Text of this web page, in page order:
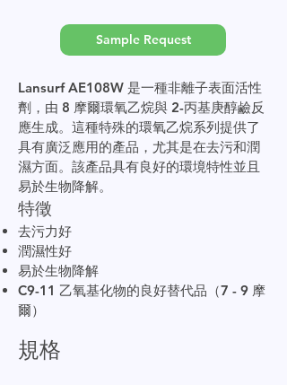
Sample Request
Lansurf AE108W 是一種非離子表面活性
劑，由 8 摩爾環氧乙烷與 2-丙基庚醇鹼反
應生成。這種特殊的環氧乙烷系列提供了
具有廣泛應用的產品，尤其是在去污和潤
濕方面。該產品具有良好的環境特性並且
易於生物降解。
特徵
去污力好
潤濕性好
易於生物降解
C9-11 乙氧基化物的良好替代品（7 - 9 摩
爾）
規格